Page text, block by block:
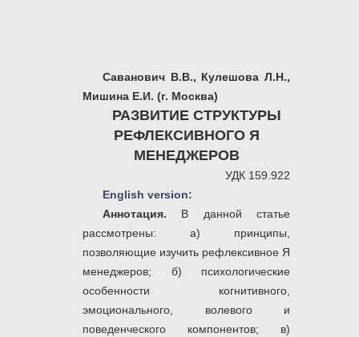
Саванович В.В., Кулешова Л.Н.,
Мишина Е.И. (г. Москва)
РАЗВИТИЕ СТРУКТУРЫ
РЕФЛЕКСИВНОГО Я
МЕНЕДЖЕРОВ
УДК 159.922
English version:
Аннотация. В данной статье
рассмотрены: а) принципы,
позволяющие изучить рефлексивное Я
менеджеров; б) психологические
особенности когнитивного,
эмоционального, волевого и
поведенческого компонентов; в)